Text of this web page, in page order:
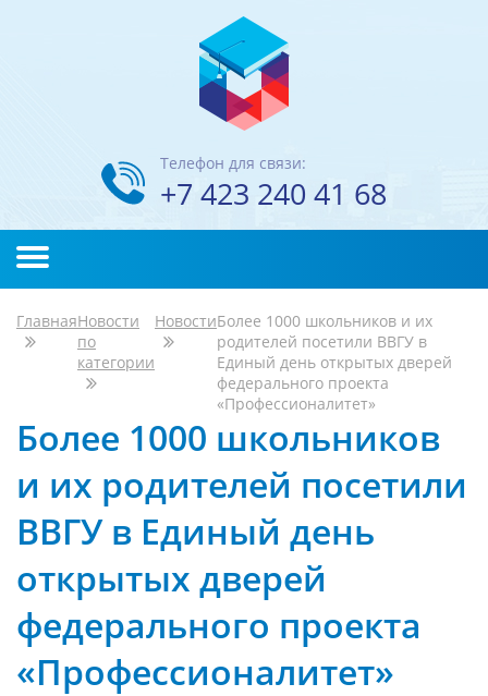
Телефон для связи:
+7 423 240 41 68
ГлавнаяНовости
по
категории
НовостиБолее 1000 школьников и их
родителей посетили ВВГУ в
Единый день открытых дверей
федерального проекта
«Профессионалитет»
Более 1000 школьников
и их родителей посетили
ВВГУ в Единый день
открытых дверей
федерального проекта
«Профессионалитет»